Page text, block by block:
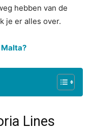
hebben van de
je er alles over.
Lines